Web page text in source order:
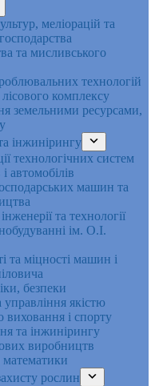
меліорацій та
та мисливського
технологій
комплексу
земельними ресурсами,
інжинірингу
технологічних систем
автомобілів
машин та
та технології
ім. О.І.
та міцності машин і
безпеки
управління якістю
виховання і спорту
та інжинірингу
виробництв
математики
рослин